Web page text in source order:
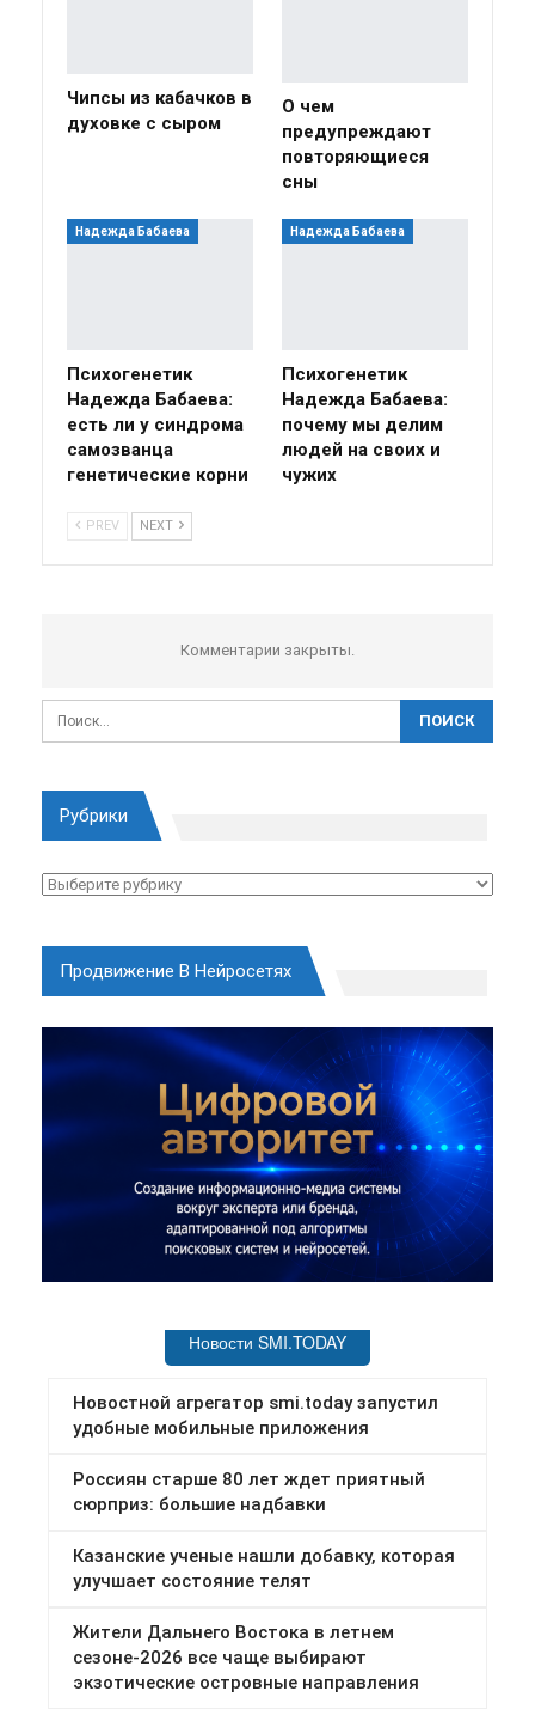
Чипсы из кабачков в
духовке с сыром
О чем
предупреждают
повторяющиеся
сны
Надежда Бабаева
Психогенетик
Надежда Бабаева:
есть ли у синдрома
самозванца
генетические корни
Надежда Бабаева
Психогенетик
Надежда Бабаева:
почему мы делим
людей на своих и
чужих
PREV NEXT
Комментарии закрыты.
Рубрики
Рубрики
Продвижение В Нейросетях